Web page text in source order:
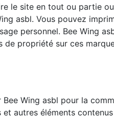
le site en tout ou partie
asbl. Vous pouvez
personnel. Bee Wing
propriété sur ces
Wing asbl pour la
autres éléments